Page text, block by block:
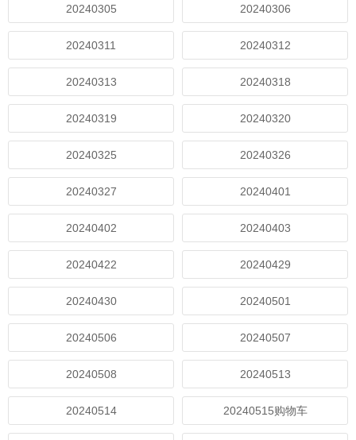
20240305 20240306
20240311 20240312
20240313 20240318
20240319 20240320
20240325 20240326
20240327 20240401
20240402 20240403
20240422 20240429
20240430 20240501
20240506 20240507
20240508 20240513
20240514 20240515购物车